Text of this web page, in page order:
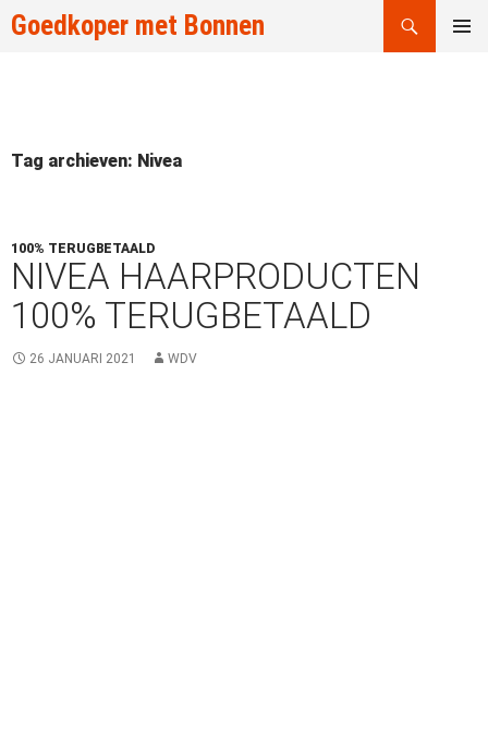
Goedkoper met Bonnen
Zoeken
Tag archieven: Nivea
100% TERUGBETAALD
NIVEA HAARPRODUCTEN
100% TERUGBETAALD
26 JANUARI 2021 WDV